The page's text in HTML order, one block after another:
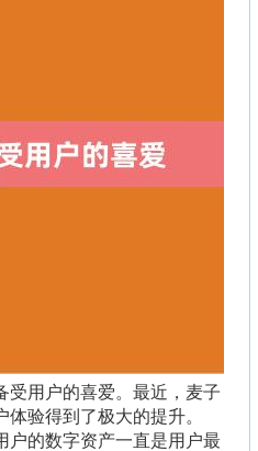
受用户的喜爱。最近，麦子
验得到了极大的提升。
户的数字资产一直是用户最